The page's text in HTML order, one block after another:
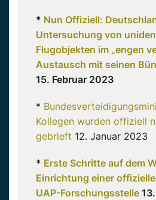
* Nun Offiziell:
Untersuchung von
Flugobjekten im „engen
Austausch mit seinen
15. Februar 2023
*
Kollegen wurden offiziell
gebrieft 12. Januar 2023
* Erste Schritte auf dem
Einrichtung einer
UAP-Forschungsstelle